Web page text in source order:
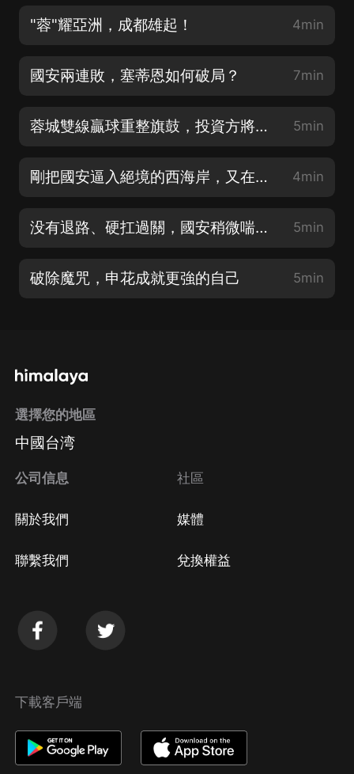
"蓉"耀亞洲，成都雄起！ 4min
國安兩連敗，塞蒂恩如何破局？ 7min
蓉城雙線贏球重整旗鼓，投資方將與徐正源深入溝通 5min
剛把國安逼入絕境的西海岸，又在海港身上搶到了第二分 4min
没有退路、硬扛過關，國安稍微喘上一口氣 5min
破除魔咒，申花成就更強的自己 5min
選擇您的地區
中國台湾
公司信息
關於我們
聯繫我們
社區
媒體
兌換權益
下載客戶端